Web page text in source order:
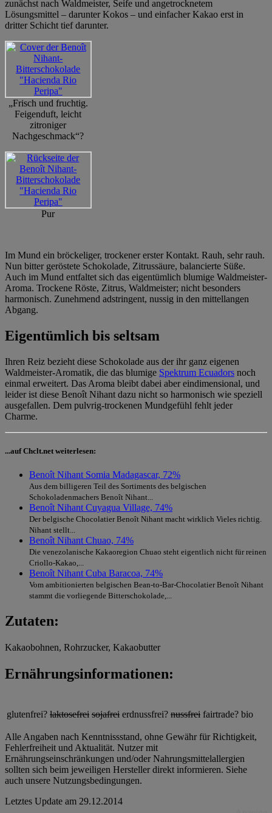
zunächst nach Waldmeister, Seife und angetrocknetem
Lösungsmittel – darunter Kokos – und einfacher Kakao erst in
dritter Schicht tief darunter.
„Frisch und fruchtig.
Feigenduft, leicht
zitroniger
Nachgeschmack“?
Pur
Im Mund ein bröckeliger, trockener erster Kontakt. Rauh, sehr rauh.
Nun bitter geröstete Schokolade, Zitrussäure, balancierte Süße.
Auch im Mund entfaltet sich das eigentümlich blumige Waldmeister-
Aroma. Trockene Röste, Zitrus, Waldmeister; nicht besonders
harmonisch. Zunehmend adstringent, nussig in den mittellangen
Abgang.
Eigentümlich bis seltsam
Ihren Reiz bezieht diese Schokolade aus der ihr ganz eigenen
Waldmeister-Aromatik, die das blumige Spektrum Ecuadors noch
einmal erweitert. Das Aroma bleibt dabei aber eindimensional, und
leider ist diese Benoît Nihant dazu nicht so harmonisch wie speziell
ausgefallen. Dem pulvrig-trockenen Mundgefühl fehlt jeder
Charme.
...auf Chclt.net weiterlesen:
Benoît Nihant Somia Madagascar, 72%
Aus dem billigeren Teil des Sortiments des belgischen
Schokoladenmachers Benoît Nihant...
Benoît Nihant Cuyagua Village, 74%
Der belgische Chocolatier Benoît Nihant macht wirklich Vieles richtig.
Nihant stellt...
Benoît Nihant Chuao, 74%
Die venezolanische Kakaoregion Chuao steht eigentlich nicht für reinen
Criollo-Kakao,...
Benoît Nihant Cuba Baracoa, 74%
Vom ambitionierten belgischen Bean-to-Bar-Chocolatier Benoît Nihant
stammt die vorliegende Bitterschokolade,...
Zutaten:
Kakaobohnen, Rohrzucker, Kakaobutter
Ernährungsinformationen:
glutenfrei? laktosefrei sojafrei erdnussfrei? nussfrei fairtrade? bio
Alle Angaben nach Kenntnissstand, ohne Gewähr für Richtigkeit,
Fehlerfreiheit und Aktualität. Nutzer mit
Ernährungseinschränkungen und/oder Nahrungsmittelallergien
sollten sich beim jeweiligen Hersteller direkt informieren. Siehe
auch unsere Nutzungsbedingungen.
Letztes Update am 29.12.2014